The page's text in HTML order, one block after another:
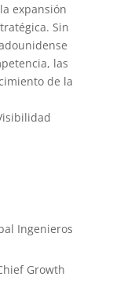
expansión
Sin
las
de la
Ingenieros
Growth